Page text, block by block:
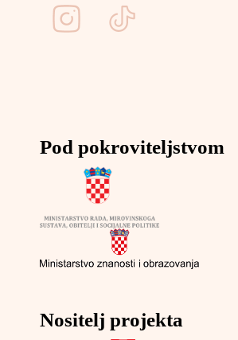
Pod pokroviteljstvom
Nositelj projekta